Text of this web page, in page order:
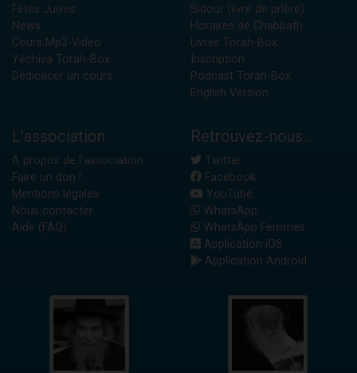
Fêtes Juives
News
Cours Mp3-Vidéo
Yéchiva Torah-Box
Dédicacer un cours
Sidour (livre de prière)
Horaires de Chabbath
Livres Torah-Box
Inscription
Podcast Torah-Box
English Version
L'association
A propos de l'association
Faire un don !
Mentions légales
Nous contacter
Aide (FAQ)
Retrouvez-nous...
Twitter
Facebook
YouTube
WhatsApp
WhatsApp Femmes
Application iOS
Application Android